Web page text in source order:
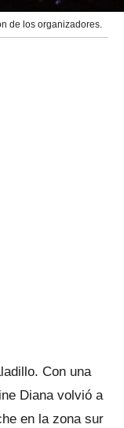
de los organizadores.
Con una
Diana volvió a
en la zona sur